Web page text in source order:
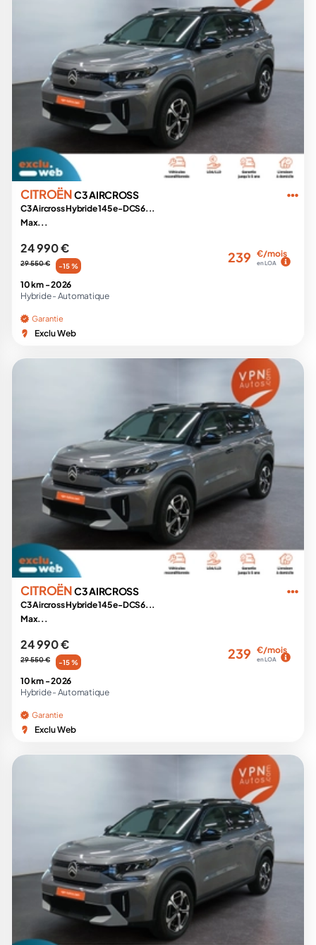
CITROËNC3 AIRCROSS
C3 Aircross Hybride 145 e-DCS6...
Max...
24 990 €
29 550 € -15 %
239 €/mois
en LOA
10 km -2026
Hybride - Automatique
Garantie
Exclu Web
CITROËNC3 AIRCROSS
C3 Aircross Hybride 145 e-DCS6...
Max...
24 990 €
29 550 € -15 %
239 €/mois
en LOA
10 km -2026
Hybride - Automatique
Garantie
Exclu Web